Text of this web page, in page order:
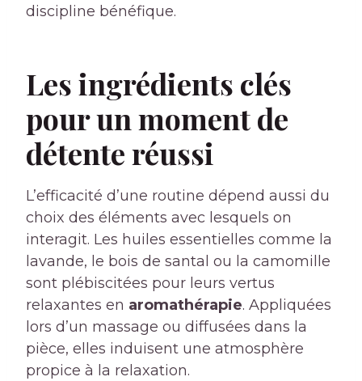
discipline bénéfique.
Les ingrédients clés
pour un moment de
détente réussi
L’efficacité d’une routine dépend aussi du
choix des éléments avec lesquels on
interagit. Les huiles essentielles comme la
lavande, le bois de santal ou la camomille
sont plébiscitées pour leurs vertus
relaxantes en aromathérapie. Appliquées
lors d’un massage ou diffusées dans la
pièce, elles induisent une atmosphère
propice à la relaxation.